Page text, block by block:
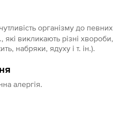
організму до певних
які викликають різні хвороби,
набряки, ядуху і т. ін.).
алергія.